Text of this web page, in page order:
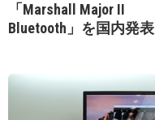
「Marshall Major II
Bluetooth」を国内発表